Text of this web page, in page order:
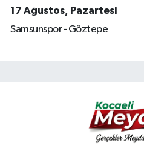
17 Ağustos, Pazartesi
Samsunspor - Göztepe